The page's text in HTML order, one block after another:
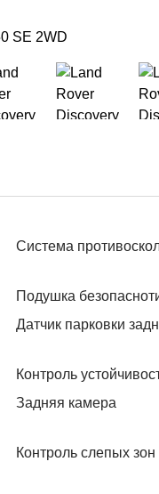
Система
Подушка
Датчик парковки
Контроль
Задняя камера
Контроль слепых зон